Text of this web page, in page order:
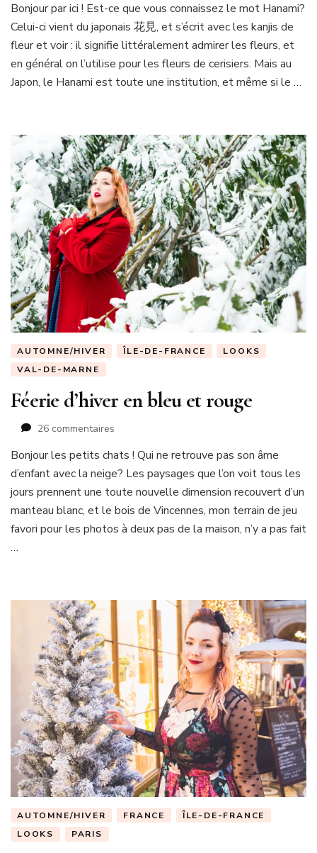
en
Top
Vintage
Bonjour par ici ! Est-ce que vous connaissez le mot Hanami?
Celui-ci vient du japonais 花見, et s’écrit avec les kanjis de
fleur et voir : il signifie littéralement admirer les fleurs, et
en général on l’utilise pour les fleurs de cerisiers. Mais au
Japon, le Hanami est toute une institution, et même si le …
AUTOMNE/HIVER ÎLE-DE-FRANCE
LOOKS
VAL-DE-MARNE
Féerie d’hiver en bleu et rouge
26 commentaires
d’hiver
en
bleu
rouge
Bonjour les petits chats ! Qui ne retrouve pas son âme
d’enfant avec la neige? Les paysages que l’on voit tous les
jours prennent une toute nouvelle dimension recouvert d’un
manteau blanc, et le bois de Vincennes, mon terrain de jeu
favori pour les photos à deux pas de la maison, n’y a pas fait
…
AUTOMNE/HIVER FRANCE
ÎLE-DE-FRANCE
LOOKS
PARIS